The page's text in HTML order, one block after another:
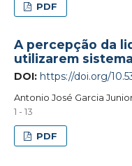
PDF
A percepção da
utilizarem
DOI: https://doi.org/
Antonio José Garcia
1 - 13
PDF